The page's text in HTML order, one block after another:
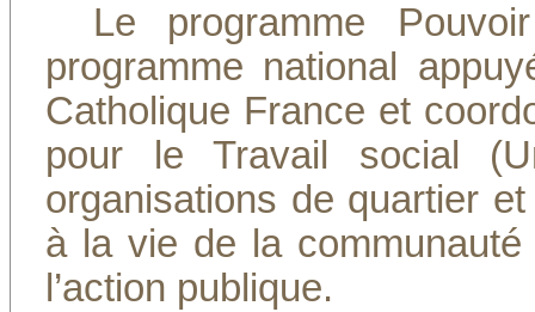
Le programme
programme national
Catholique France et
pour le Travail social
organisations de quartier
à la vie de la
l’action publique.